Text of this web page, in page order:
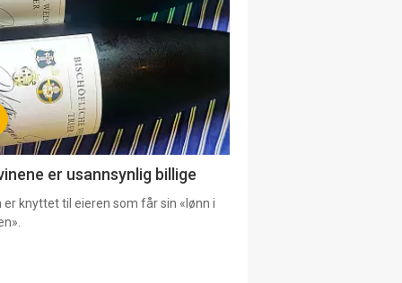
er usannsynlig billige
er knyttet til eieren som får sin «lønn i